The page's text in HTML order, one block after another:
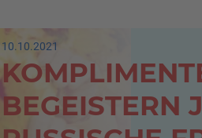
10.10.2021
BEGEISTERN